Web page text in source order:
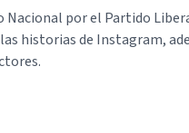
Nacional por el Partido
historias de Instagram,